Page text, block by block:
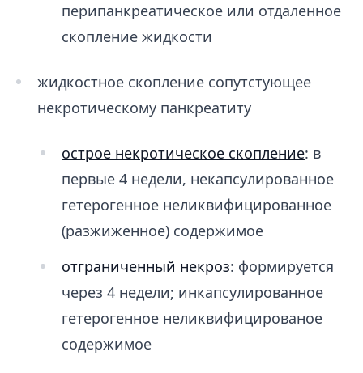
перипанкреатическое или отдаленное
скопление жидкости
жидкостное скопление сопутстующее
некротическому панкреатиту
острое некротическое скопление: в
первые 4 недели, некапсулированное
гетерогенное неликвифицированное
(разжиженное) содержимое
отграниченный некроз: формируется
через 4 недели; инкапсулированное
гетерогенное неликвифицированое
содержимое